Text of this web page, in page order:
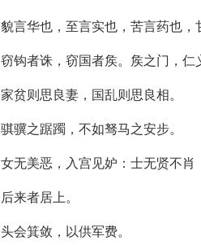
貌言华也，至言实也，苦言药也
钩者诛，窃国者矦。矦之门，仁
贫则思良妻，国乱则思良相。
骥之踞躅，不如驽马之安步。
无美恶，入宫见妒：士无贤不肖
来者居上。
会箕敛，以供军费。